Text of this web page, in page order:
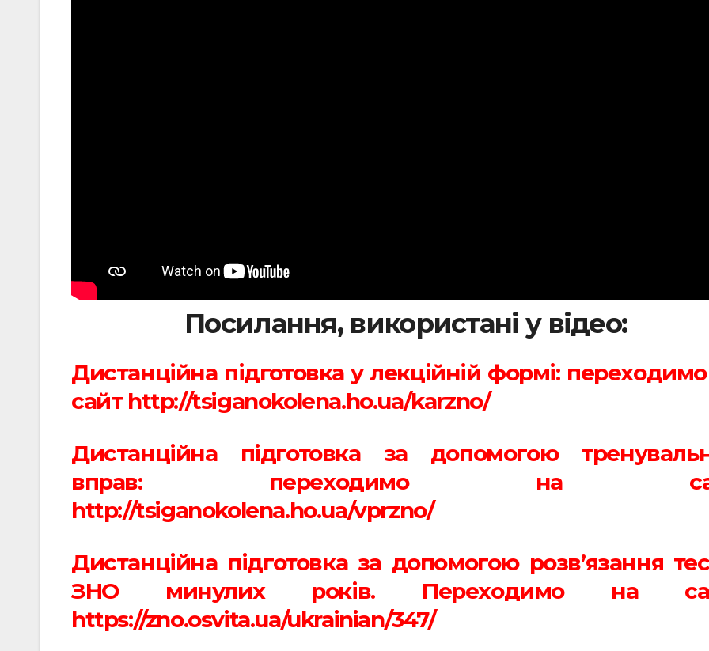
Посилання, використані у відео:
Дистанційна підготовка у лекційній формі:
сайт http://tsiganokolena.ho.ua/karzno/
Дистанційна підготовка за допомогою
вправ: переходимо на
http://tsiganokolena.ho.ua/vprzno/
Дистанційна підготовка за допомогою розв’язання
ЗНО минулих років. Переходимо на
https://zno.osvita.ua/ukrainian/347/